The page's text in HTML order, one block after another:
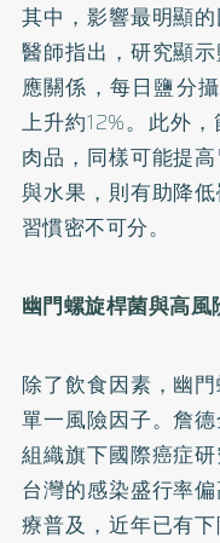
其中，影響最明顯
醫師指出，研究顯
應關係，每日鹽分
上升約12%。此外
肉品，同樣可能提
與水果，則有助降
習慣密不可分。
幽門螺旋桿菌與高
除了飲食因素，幽
單一風險因子。詹
組織旗下國際癌症
台灣的感染盛行率
療普及，近年已有